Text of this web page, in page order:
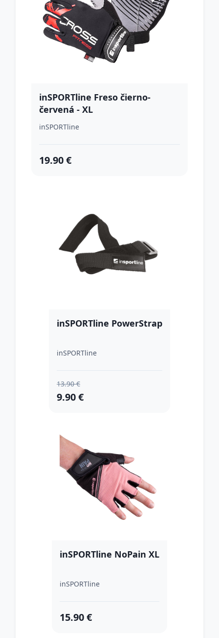
inSPORTline Freso čierno-
červená - XL
inSPORTline
19.90 €
inSPORTline PowerStrap
inSPORTline
13.90 €
9.90 €
inSPORTline NoPain XL
inSPORTline
15.90 €